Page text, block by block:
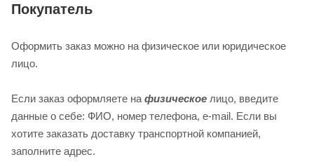
Покупатель
Оформить заказ можно на физическое или юридическое
лицо.
Если заказ оформляете на физическое лицо, введите
данные о себе: ФИО, номер телефона, e-mail. Если вы
хотите заказать доставку транспортной компанией,
заполните адрес.